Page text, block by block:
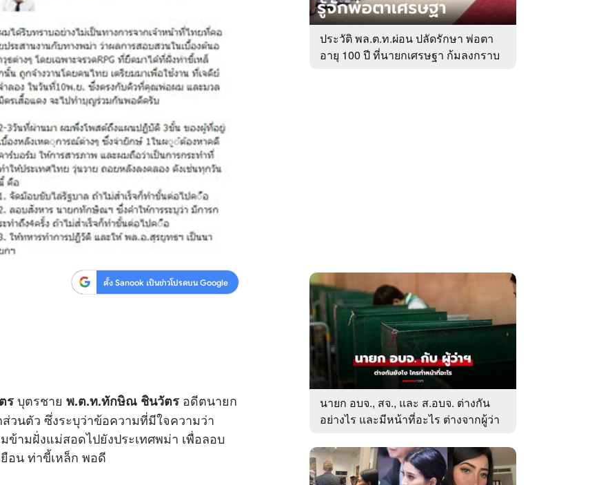
ตั้ง Sanook เป็นข่าวโปรดบน Google
รบุตรชาย พ.ต.ท.ทักษิณ ชินวัตร อดีตนายก
วนตัว ซึ่งระบุว่าข้อความที่มีใจความว่า
ข้ามฝั่งแม่สอดไปยังประเทศพม่า เพื่อลอบ
อน ท่าขี้เหล็ก พอดี
ประวัติ พล.ต.ท.ผ่อน ปลัดรักษา พ่อตา
อายุ 100 ปี ที่นายกเศรษฐา ก้มลงกราบ
นายก อบจ., สจ., และ ส.อบจ. ต่างกัน
อย่างไร และมีหน้าที่อะไร ต่างจากผู้ว่า